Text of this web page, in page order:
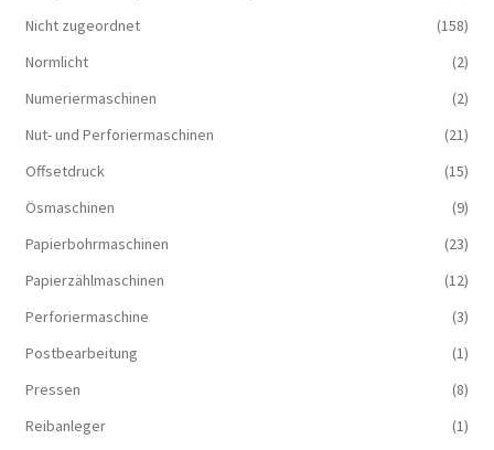
Nicht zugeordnet
(158)
Normlicht
(2)
Numeriermaschinen
(2)
Nut- und Perforiermaschinen
(21)
Offsetdruck
(15)
Ösmaschinen
(9)
Papierbohrmaschinen
(23)
Papierzählmaschinen
(12)
Perforiermaschine
(3)
Postbearbeitung
(1)
Pressen
(8)
Reibanleger
(1)